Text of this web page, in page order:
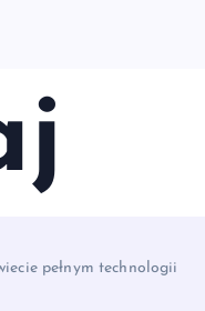
pełnym technologii